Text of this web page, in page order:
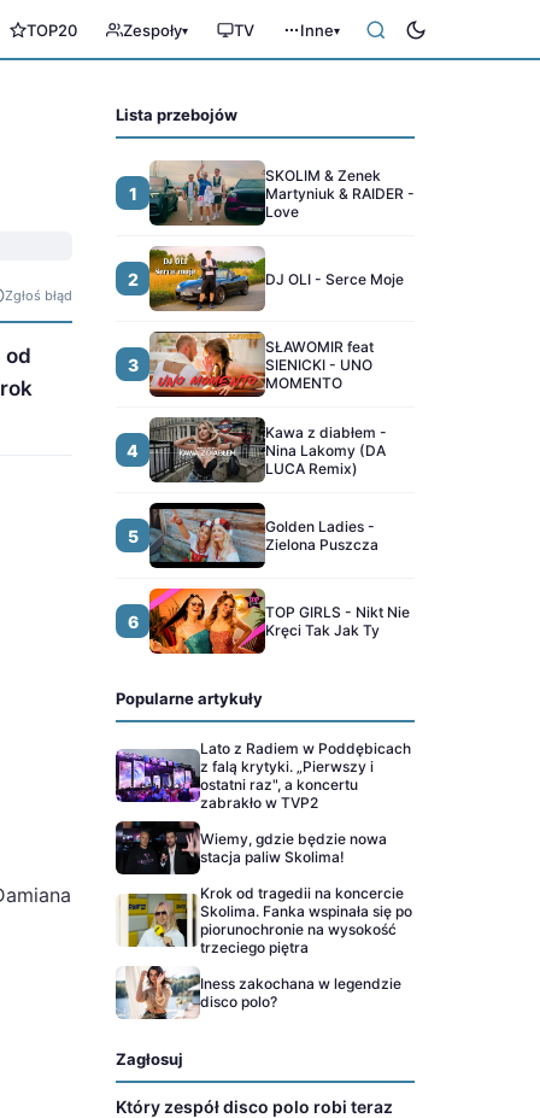
TOP20 Zespoły▾ TV Inne▾
Zgłoś błąd
od
Lista przebojów
1
SKOLIM & Zenek
Martyniuk & RAIDER -
Love
2 DJ OLI - Serce Moje
3
SŁAWOMIR feat
SIENICKI - UNO
MOMENTO
4
Kawa z diabłem -
Nina Lakomy (DA
LUCA Remix)
5
Golden Ladies -
Zielona Puszcza
6
TOP GIRLS - Nikt Nie
Kręci Tak Jak Ty
Popularne artykuły
Lato z Radiem w Poddębicach
z falą krytyki. „Pierwszy i
ostatni raz", a koncertu
zabrakło w TVP2
Wiemy, gdzie będzie nowa
stacja paliw Skolima!
Krok od tragedii na koncercie
Skolima. Fanka wspinała się po
piorunochronie na wysokość
trzeciego piętra
Iness zakochana w legendzie
disco polo?
Zagłosuj
Który zespół disco polo robi teraz